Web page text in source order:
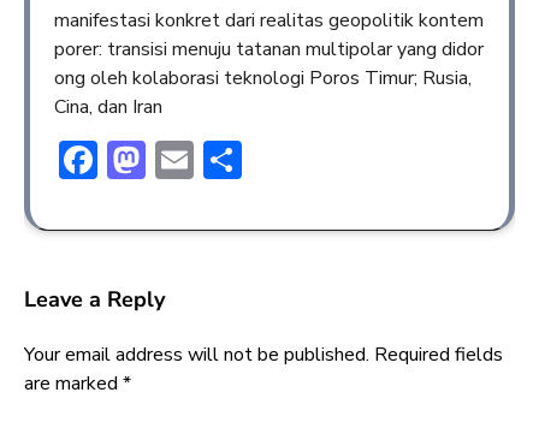
manifestasi konkret dari realitas geopolitik kontem
porer: transisi menuju tatanan multipolar yang didor
ong oleh kolaborasi teknologi Poros Timur; Rusia,
Cina, dan Iran
Facebook
Mastodon
Email
Leave a Reply
Your email address will not be published. Required fields
are marked *